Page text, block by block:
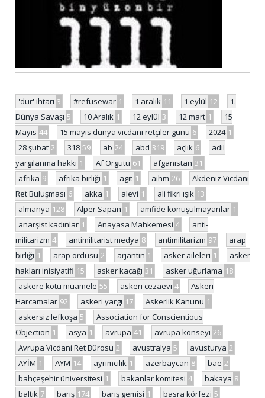
'dur' ihtarı 3 #refusewar 1 1 aralık 11 1 eylül 12
1.
Dünya Savaşı 5 10 Aralık 1 12 eylül 3 12 mart 1
15
Mayıs 44 15 mayıs dünya vicdani retçiler günü 6 2024 1
28 şubat 2 318 59 ab 24 abd 319 açlık 6
adil
yargılanma hakkı 1 Af Örgütü 61 afganistan 31
afrika 9 afrika birliği 1 agit 1 aihm 26
Akdeniz Vicdani
Ret Buluşması 6 akka 1 alevi 1 ali fikri ışık 13
almanya 128 Alper Sapan 1 amfide konuşulmayanlar 1
anarşist kadınlar 1 Anayasa Mahkemesi 4
anti-
militarizm 4 antimilitarist medya 8 antimilitarizm 97
arap
birliği 1 arap ordusu 2 arjantin 1 asker aileleri 1
asker
hakları inisiyatifi 15 asker kaçağı 31 asker uğurlama 18
askere kötü muamele 55 askeri cezaevi 4
Askeri
Harcamalar 92 askeri yargı 17 Askerlik Kanunu 1
askersiz lefkoşa 5
Association for Conscientious
Objection 1 asya 1 avrupa 41 avrupa konseyi 26
Avrupa Vicdani Ret Bürosu 2 avustralya 5 avusturya 2
AYİM 1 AYM 14 ayrımcılık 1 azerbaycan 8 bae 2
bahçeşehir üniversitesi 1 bakanlar komitesi 4 bakaya 8
baltık 7 barış 174 barış gemisi 1 basra körfezi 5